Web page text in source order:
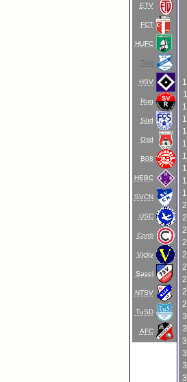
ETV
FCT
HUFC
Torn
HSV
Rug
Süd
Osd
B08
HEBC
SVCN
USC
Cordi
Vicky
Sasel
NTSV
TuSD
AFC